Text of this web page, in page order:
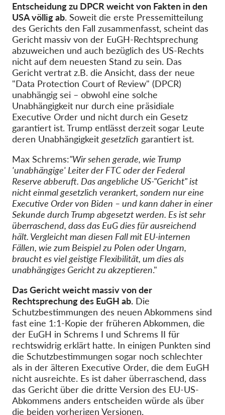
Entscheidung zu DPCR weicht von Fakten in den
USA völlig ab. Soweit die erste Pressemitteilung
des Gerichts den Fall zusammenfasst, scheint das
Gericht massiv von der EuGH-Rechtsprechung
abzuweichen und auch bezüglich des US-Rechts
nicht auf dem neuesten Stand zu sein. Das
Gericht vertrat z.B. die Ansicht, dass der neue
"Data Protection Court of Review" (DPCR)
unabhängig sei – obwohl eine solche
Unabhängigkeit nur durch eine präsidiale
Executive Order und nicht durch ein Gesetz
garantiert ist. Trump entlässt derzeit sogar Leute
deren Unabhängigkeit gesetzlich garantiert ist.
Max Schrems:"Wir sehen gerade, wie Trump
'unabhängige' Leiter der FTC oder der Federal
Reserve abberuft. Das angebliche US-"Gericht" ist
nicht einmal gesetzlich verankert, sondern nur eine
Executive Order von Biden – und kann daher in einer
Sekunde durch Trump abgesetzt werden. Es ist sehr
überraschend, dass das EuG dies für ausreichend
hält. Vergleicht man diesen Fall mit EU-internen
Fällen, wie zum Beispiel zu Polen oder Ungarn,
braucht es viel geistige Flexibilität, um dies als
unabhängiges Gericht zu akzeptieren."
Das Gericht weicht massiv von der
Rechtsprechung des EuGH ab. Die
Schutzbestimmungen des neuen Abkommens sind
fast eine 1:1-Kopie der früheren Abkommen, die
der EuGH in Schrems I und Schrems II für
rechtswidrig erklärt hatte. In einigen Punkten sind
die Schutzbestimmungen sogar noch schlechter
als in der älteren Executive Order, die dem EuGH
nicht ausreichte. Es ist daher überraschend, dass
das Gericht über die dritte Version des EU-US-
Abkommens anders entscheiden würde als über
die beiden vorherigen Versionen.